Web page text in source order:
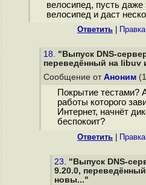
велосипед, пусть даже
велосипед и даст
Ответить Правка
18. "Выпуск DNS-
переведённый на libuv
Сообщение от Аноним
Покрытие тестами?
работы которого
Интернет, начнёт
беспокоит?
Ответить Правка
23. "Выпуск DNS-
9.20.0,
новы..."